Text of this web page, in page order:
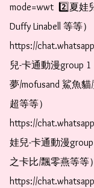
mode=wwt  2️⃣夏娃
Duffy Linabell 等等）
https://
兒-卡通動漫group
夢/mofusand 鯊魚
超等等）
https://
娃兒-卡通動漫
之卡比/飄零燕等等）
https://